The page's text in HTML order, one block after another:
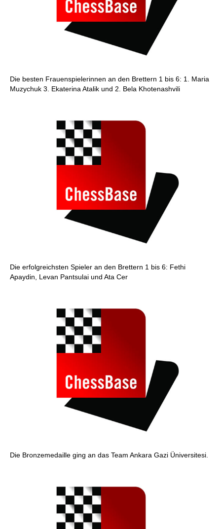
Die besten Frauenspielerinnen an den Brettern 1 bis 6: 1. Maria
Muzychuk 3. Ekaterina Atalik und 2. Bela Khotenashvili
Die erfolgreichsten Spieler an den Brettern 1 bis 6: Fethi
Apaydin, Levan Pantsulai und Ata Cer
Die Bronzemedaille ging an das Team Ankara Gazi Üniversitesi.